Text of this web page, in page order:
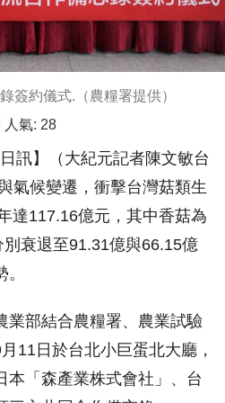
簽約儀式.（農糧署提供）
| 人氣: 28
訊】（大紀元記者陳文敏台
氣候變遷，衝擊台灣菇類生
達117.16億元，其中香菇為
衰退至91.31億與66.15億
業部結合農糧署、農業試驗
11日於台北小巨蛋北大廳，
本「森產業株式會社」、台